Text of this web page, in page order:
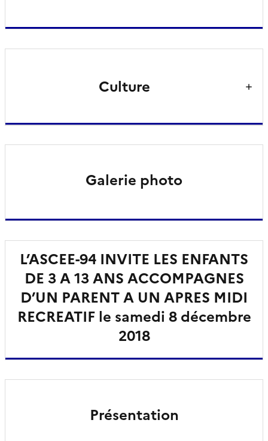
Culture
Galerie photo
L’ASCEE-94 INVITE LES ENFANTS
DE 3 A 13 ANS ACCOMPAGNES
D’UN PARENT A UN APRES MIDI
RECREATIF le samedi 8 décembre
2018
Présentation